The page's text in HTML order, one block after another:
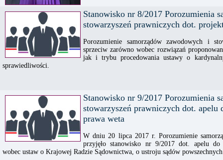
Stanowisko nr 8/2017 Porozumienia
stowarzyszeń prawniczych dot.
Porozumienie samorządów zawodowych i
sprzeciw zarówno wobec rozwiązań
jak i trybu procedowania ustawy o
sprawiedliwości.
Stanowisko nr 9/2017 Porozumienia
stowarzyszeń prawniczych dot. apelu
prawa weta
W dniu 20 lipca 2017 r. Porozumienie
przyjęło stanowisko nr 9/2017 dot. apelu
wobec ustaw o Krajowej Radzie Sądownictwa, o ustroju sądów